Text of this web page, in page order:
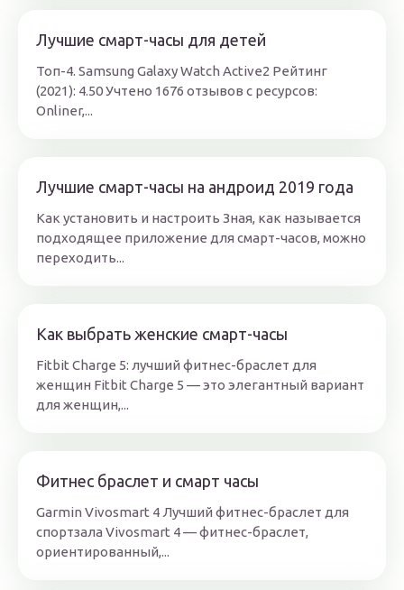
Лучшие смарт-часы для детей
Топ-4. Samsung Galaxy Watch Active2 Рейтинг
(2021): 4.50 Учтено 1676 отзывов с ресурсов:
Onliner,...
Лучшие смарт-часы на андроид 2019 года
Как установить и настроить Зная, как называется
подходящее приложение для смарт-часов, можно
переходить...
Как выбрать женские смарт-часы
Fitbit Charge 5: лучший фитнес-браслет для
женщин Fitbit Charge 5 — это элегантный вариант
для женщин,...
Фитнес браслет и смарт часы
Garmin Vivosmart 4 Лучший фитнес-браслет для
спортзала Vivosmart 4 — фитнес-браслет,
ориентированный,...